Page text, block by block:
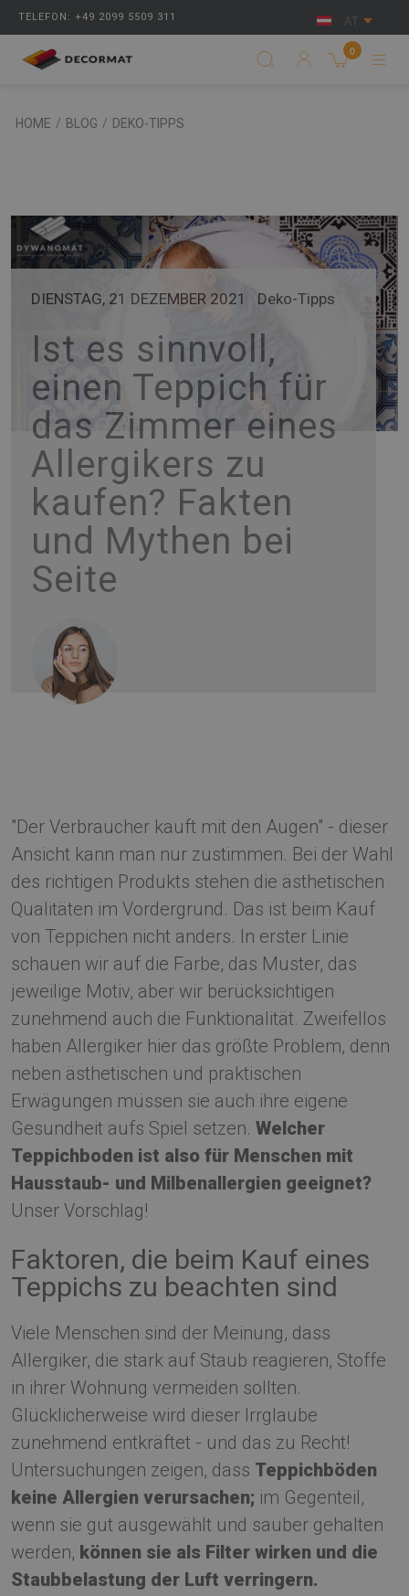
TELEFON: +49 2099 5509 311 AT
0
HOME / BLOG / DEKO-TIPPS
DIENSTAG, 21 DEZEMBER 2021 Deko-Tipps
Ist es sinnvoll,
einen Teppich für
das Zimmer eines
Allergikers zu
kaufen? Fakten
und Mythen bei
Seite
"Der Verbraucher kauft mit den Augen" - dieser
Ansicht kann man nur zustimmen. Bei der Wahl
des richtigen Produkts stehen die ästhetischen
Qualitäten im Vordergrund. Das ist beim Kauf
von Teppichen nicht anders. In erster Linie
schauen wir auf die Farbe, das Muster, das
jeweilige Motiv, aber wir berücksichtigen
zunehmend auch die Funktionalität. Zweifellos
haben Allergiker hier das größte Problem, denn
neben ästhetischen und praktischen
Erwägungen müssen sie auch ihre eigene
Gesundheit aufs Spiel setzen. Welcher
Teppichboden ist also für Menschen mit
Hausstaub- und Milbenallergien geeignet?
Unser Vorschlag!
Faktoren, die beim Kauf eines
Teppichs zu beachten sind
Viele Menschen sind der Meinung, dass
Allergiker, die stark auf Staub reagieren, Stoffe
in ihrer Wohnung vermeiden sollten.
Glücklicherweise wird dieser Irrglaube
zunehmend entkräftet - und das zu Recht!
Untersuchungen zeigen, dass Teppichböden
keine Allergien verursachen; im Gegenteil,
wenn sie gut ausgewählt und sauber gehalten
werden, können sie als Filter wirken und die
Staubbelastung der Luft verringern.